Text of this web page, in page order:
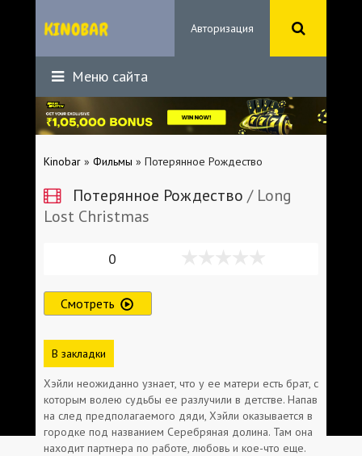
Авторизация
Меню сайта
Kinobar » Фильмы » Потерянное Рождество
Потерянное Рождество / Long
Lost Christmas
0
Смотреть
В закладки
Хэйли неожиданно узнает, что у ее матери есть брат, с
которым волею судьбы ее разлучили в детстве. Напав
на след предполагаемого дяди, Хэйли оказывается в
городке под названием Серебряная долина. Там она
находит партнера по работе, любовь и кое-что еще.